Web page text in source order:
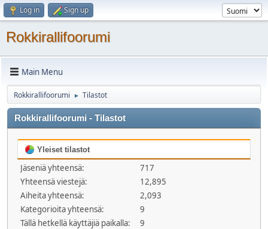
Log in Sign up
Rokkirallifoorumi
Main Menu
Rokkirallifoorumi ► Tilastot
Rokkirallifoorumi - Tilastot
Yleiset tilastot
Jäseniä yhteensä:
717
Yhteensä viestejä:
12,895
Aiheita yhteensä:
2,093
Kategorioita yhteensä:
9
Tällä hetkellä käyttäjiä paikalla:
9